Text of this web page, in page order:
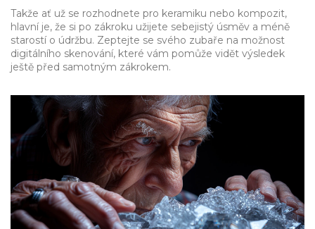
Takže ať už se rozhodnete pro keramiku nebo kompozit,
hlavní je, že si po zákroku užijete sebejistý úsměv a méně
starostí o údržbu. Zeptejte se svého zubaře na možnost
digitálního skenování, které vám pomůže vidět výsledek
ještě před samotným zákrokem.